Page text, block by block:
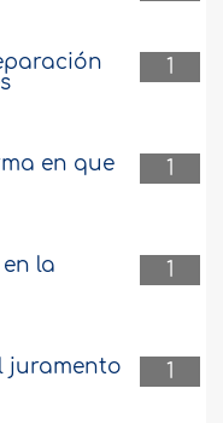
1
1
en que
1
la
1
juramento